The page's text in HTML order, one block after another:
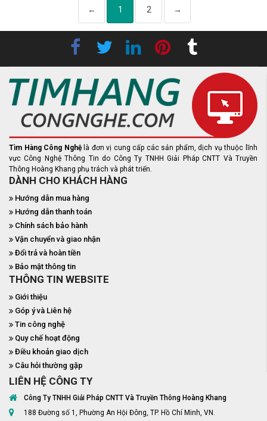
← 1 2 →
Tìm Hàng Công Nghệ là đơn vị cung cấp các sản phẩm, dịch vụ thuộc lĩnh
vực Công Nghệ Thông Tin do Công Ty TNHH Giải Pháp CNTT Và Truyền
Thông Hoàng Khang phụ trách và phát triển.
DÀNH CHO KHÁCH HÀNG
Hướng dẫn mua hàng
Hướng dẫn thanh toán
Chính sách bảo hành
Vận chuyển và giao nhận
Đổi trả và hoàn tiền
Bảo mật thông tin
THÔNG TIN WEBSITE
Giới thiệu
Góp ý và Liên hệ
Tin công nghệ
Quy chế hoạt động
Điều khoản giao dịch
Câu hỏi thường gặp
LIÊN HỆ CÔNG TY
Công Ty TNHH Giải Pháp CNTT Và Truyền Thông Hoàng Khang
188 Đường số 1, Phường An Hội Đông, TP. Hồ Chí Minh, VN.